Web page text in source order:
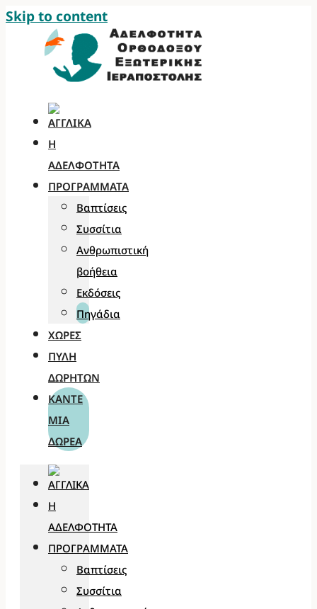
Skip to content
Η
ΑΔΕΛΦΌΤΗΤΑ
ΠΡΟΓΡΆΜΜΑΤΑ
Βαπτίσεις
Συσσίτια
Ανθρωπιστική
βοήθεια
Εκδόσεις
Πηγάδια
ΧΏΡΕΣ
ΠΎΛΗ
ΔΩΡΗΤΏΝ
ΚΆΝΤΕ
ΜΊΑ
ΔΩΡΕΆ
Η
ΑΔΕΛΦΌΤΗΤΑ
ΠΡΟΓΡΆΜΜΑΤΑ
Βαπτίσεις
Συσσίτια